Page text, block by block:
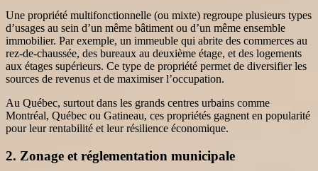
Une propriété multifonctionnelle (ou mixte) regroupe plusieurs types
d’usages au sein d’un même bâtiment ou d’un même ensemble
immobilier. Par exemple, un immeuble qui abrite des commerces au
rez-de-chaussée, des bureaux au deuxième étage, et des logements
aux étages supérieurs. Ce type de propriété permet de diversifier les
sources de revenus et de maximiser l’occupation.
Au Québec, surtout dans les grands centres urbains comme
Montréal, Québec ou Gatineau, ces propriétés gagnent en popularité
pour leur rentabilité et leur résilience économique.
2. Zonage et réglementation municipale